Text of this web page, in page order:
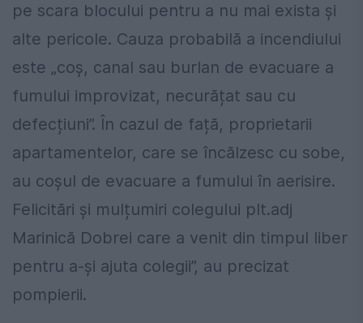
pe scara blocului pentru a nu mai exista și
alte pericole. Cauza probabilă a incendiului
este „coș, canal sau burlan de evacuare a
fumului improvizat, necurățat sau cu
defecțiuni”. În cazul de față, proprietarii
apartamentelor, care se încălzesc cu sobe,
au coșul de evacuare a fumului în aerisire.
Felicitări și mulțumiri colegului plt.adj
Marinică Dobrei care a venit din timpul liber
pentru a-și ajuta colegii”, au precizat
pompierii.